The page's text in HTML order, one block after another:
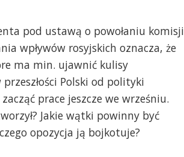
pod ustawą o powołaniu komisji
wpływów rosyjskich oznacza, że
ma min. ujawnić kulisy
Polski od polityki
prace jeszcze we wrześniu.
Jakie wątki powinny być
opozycja ją bojkotuje?